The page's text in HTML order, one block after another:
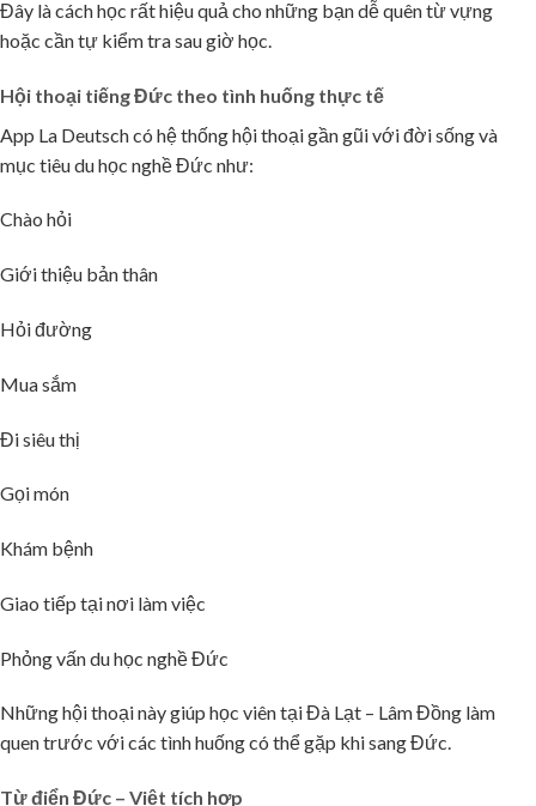
Đây là cách học rất hiệu quả cho những bạn dễ quên từ vựng
hoặc cần tự kiểm tra sau giờ học.
Hội thoại tiếng Đức theo tình huống thực tế
App La Deutsch có hệ thống hội thoại gần gũi với đời sống và
mục tiêu du học nghề Đức như:
Chào hỏi
Giới thiệu bản thân
Hỏi đường
Mua sắm
Đi siêu thị
Gọi món
Khám bệnh
Giao tiếp tại nơi làm việc
Phỏng vấn du học nghề Đức
Những hội thoại này giúp học viên tại Đà Lạt – Lâm Đồng làm
quen trước với các tình huống có thể gặp khi sang Đức.
Từ điển Đức – Việt tích hợp